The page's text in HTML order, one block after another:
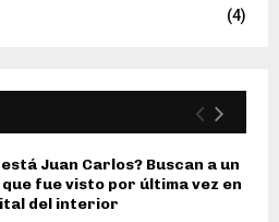
(4)
Juan Carlos? Buscan a un
fue visto por última vez en
del interior